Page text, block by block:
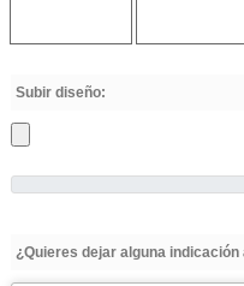
Subir diseño:
¿Quieres dejar alguna